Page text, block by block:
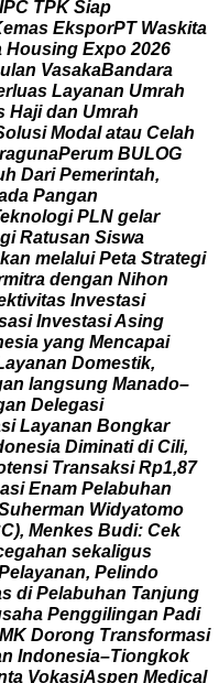
IPC TPK Siap
emas EksporPT Waskita
Housing Expo 2026
ulan VasakaBandara
rluas Layanan Umrah
Haji dan Umrah
olusi Modal atau Celah
ragunaPerum BULOG
h Dari Pemerintah,
da Pangan
eknologi PLN gelar
gi Ratusan Siswa
kan melalui Peta Strategi
mitra dengan Nihon
ktivitas Investasi
asi InvestasiAsing
esia yang Mencapai
ayanan Domestik,
an langsung Manado–
an Delegasi
si Layanan Bongkar
onesia Diminati di Cili,
tensi Transaksi Rp1,87
asi Enam Pelabuhan
uherman Widyatomo
C), Menkes Budi: Cek
egahan sekaligus
elayanan, Pelindo
s di Pelabuhan Tanjung
saha Penggilingan Padi
MK Dorong Transformasi
n Indonesia–Tiongkok
ta VokasiAspen Medical